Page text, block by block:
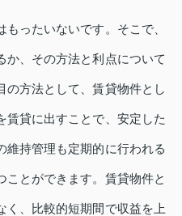
ったいないです。そこで、
か、その方法と利点について
の方法として、賃貸物件とし
賃貸に出すことで、安定した
維持管理も定期的に行われる
ことができます。賃貸物件と
く、比較的短期間で収益を上